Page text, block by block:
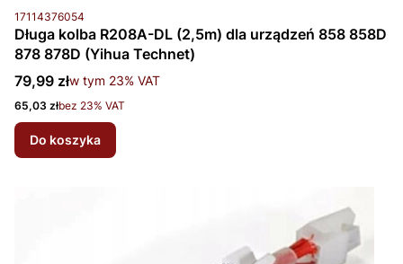
Kod produktu
17114376054
Długa kolba R208A-DL (2,5m) dla urządzeń 858 858D
878 878D (Yihua Technet)
Cena brutto
79,99 złw tym %s VAT
w tym 23% VAT
Cena netto
65,03 złbez 23% VAT
Do koszyka